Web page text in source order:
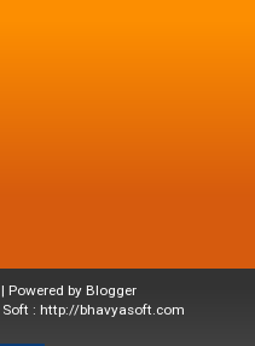
| Powered by Blogger
: http://bhavyasoft.com